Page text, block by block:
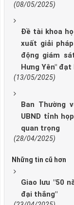
(08/05/2025)
Đề tài khoa
xuất giải
động giám
Hưng Yên"
(13/05/2025)
Ban Thường
UBND tỉnh
quan trọng
(28/04/2025)
Những tin cũ hơn
Giao lưu "50
đại thắng"